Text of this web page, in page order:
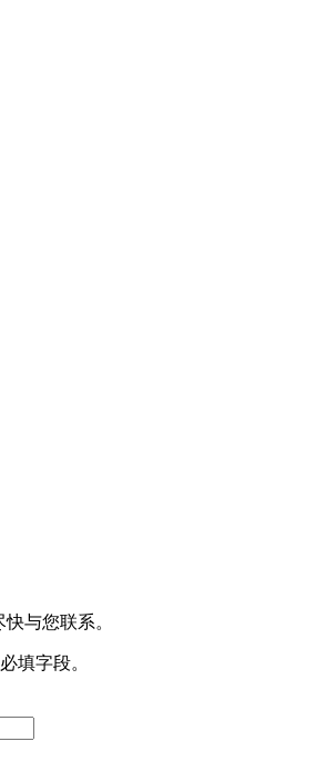
与您联系。
填字段。